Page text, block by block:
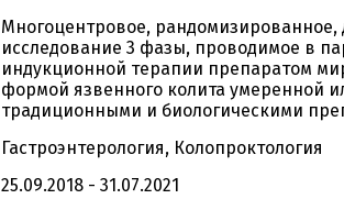
Многоцентровое,
исследование 3 фазы, проводимое в
индукционной терапии препаратом
формой язвенного колита умеренной
традиционными и биологическими
Гастроэнтерология, Колопроктология
25.09.2018 - 31.07.2021